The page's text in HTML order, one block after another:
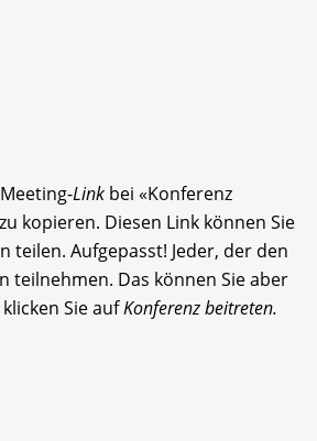
Link bei «Konferenz
kopieren. Diesen Link können Sie
teilen. Aufgepasst! Jeder, der den
teilnehmen. Das können Sie aber
Sie aufKonferenz beitreten.